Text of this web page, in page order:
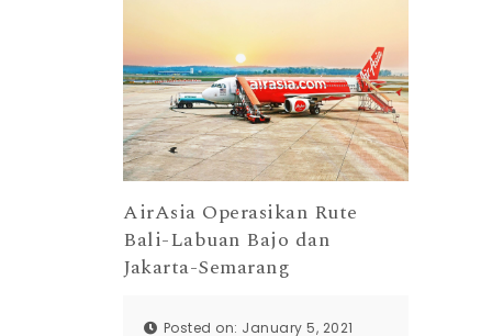
AirAsia Operasikan Rute
Bali-Labuan Bajo dan
Jakarta-Semarang
Posted on: January 5, 2021